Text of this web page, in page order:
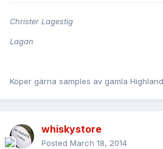
Christer Lagestig
Lagan
Köper gärna samples av gamla
whiskystore
Posted March 18, 2014